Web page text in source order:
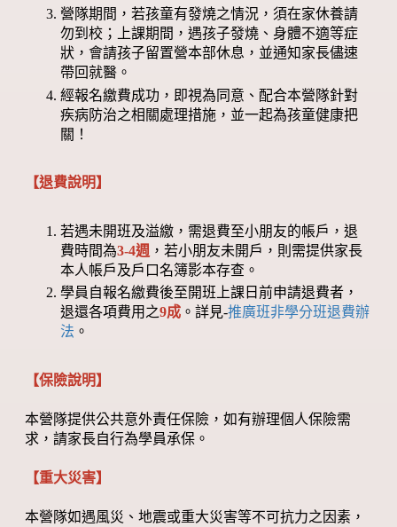
營隊期間，若孩童有發燒之情況，須在家休養請
勿到校；上課期間，遇孩子發燒、身體不適等症
狀，會請孩子留置營本部休息，並通知家長儘速
帶回就醫。
經報名繳費成功，即視為同意、配合本營隊針對
疾病防治之相關處理措施，並一起為孩童健康把
關！
【退費說明】
若遇未開班及溢繳，需退費至小朋友的帳戶，退
費時間為3-4週 ，若小朋友未開戶，則需提供家長
本人帳戶及戶口名簿影本存查。
學員自報名繳費後至開班上課日前申請退費者，
退還各項費用之9成 。詳見-推廣班非學分班退費辦
法 。
【保險說明】
本營隊提供公共意外責任保險，如有辦理個人保險需
求，請家長自行為學員承保。
【重大災害】
本營隊如遇風災、地震或重大災害等不可抗力之因素，